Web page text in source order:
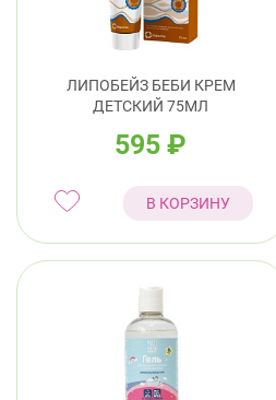
ЛИПОБЕЙЗ БЕБИ КРЕМ
ДЕТСКИЙ 75МЛ
595₽
В КОРЗИНУ